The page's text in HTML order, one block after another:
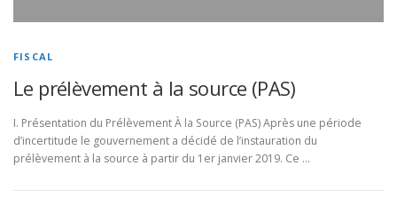
FISCAL
Le prélèvement à la source (PAS)
I. Présentation du Prélèvement À la Source (PAS) Après une période
d’incertitude le gouvernement a décidé de l’instauration du
prélèvement à la source à partir du 1er janvier 2019. Ce …